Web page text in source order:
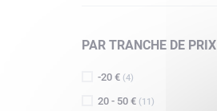
PAR TRANCHE DE PRIX
-20 € (4)
20 - 50 € (11)